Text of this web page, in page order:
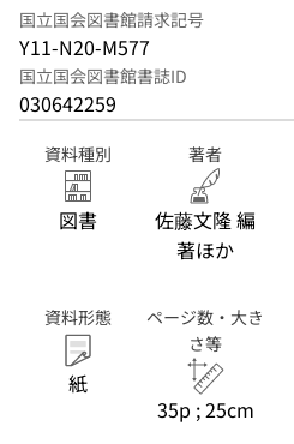
国立国会図書館請求記号
Y11-N20-M577
国立国会図書館書誌ID
030642259
資料種別
図書
著者
佐藤文隆 編
著ほか
資料形態
紙
ページ数・大き
さ等
35p ; 25cm